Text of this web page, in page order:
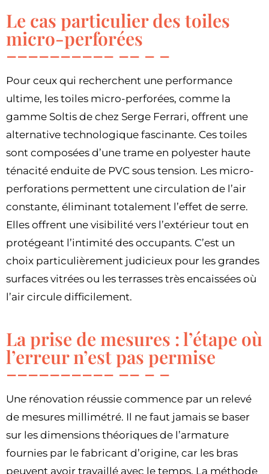
Le cas particulier des toiles
micro-perforées
Pour ceux qui recherchent une performance
ultime, les toiles micro-perforées, comme la
gamme Soltis de chez Serge Ferrari, offrent une
alternative technologique fascinante. Ces toiles
sont composées d’une trame en polyester haute
ténacité enduite de PVC sous tension. Les micro-
perforations permettent une circulation de l’air
constante, éliminant totalement l’effet de serre.
Elles offrent une visibilité vers l’extérieur tout en
protégeant l’intimité des occupants. C’est un
choix particulièrement judicieux pour les grandes
surfaces vitrées ou les terrasses très encaissées où
l’air circule difficilement.
La prise de mesures : l’étape où
l’erreur n’est pas permise
Une rénovation réussie commence par un relevé
de mesures millimétré. Il ne faut jamais se baser
sur les dimensions théoriques de l’armature
fournies par le fabricant d’origine, car les bras
peuvent avoir travaillé avec le temps. La méthode